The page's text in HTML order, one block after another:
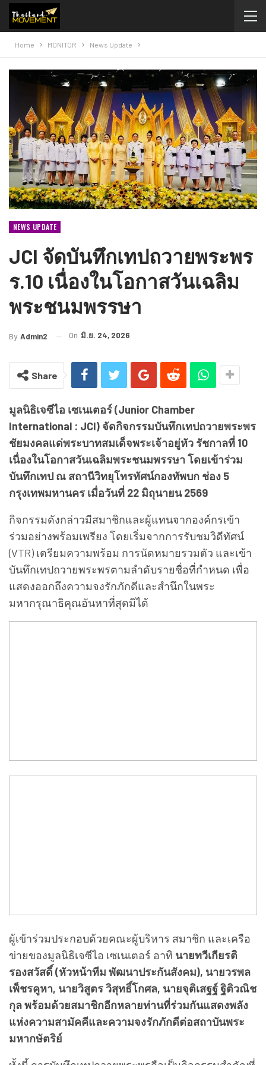
Home MONITOR News Update
NEWS UPDATE
JCI จัดบันทึกเทปถวายพระพร
ร.10 เนื่องในโอกาสวันเฉลิม
พระชนมพรรษา
By Admin2 On มิ.ย. 24, 2026
Share
มูลนิธิเจซีไอ เซเนเตอร์ (Junior Chamber
International : JCI) จัดกิจกรรมบันทึกเทปถวายพระพร
ชัยมงคลแด่พระบาทสมเด็จพระเจ้าอยู่หัว รัชกาลที่ 10
เนื่องในโอกาสวันเฉลิมพระชนมพรรษา โดยเข้าร่วม
บันทึกเทป ณ สถานีวิทยุโทรทัศน์กองทัพบก ช่อง 5
กรุงเทพมหานคร เมื่อวันที่ 22 มิถุนายน 2569
กิจกรรมดังกล่าวมีสมาชิกและผู้แทนจากองค์กรเข้า
ร่วมอย่างพร้อมเพรียง โดยเริ่มจากการรับชมวิดีทัศน์
(VTR) เตรียมความพร้อม การนัดหมายรวมตัว และเข้า
บันทึกเทปถวายพระพรตามลำดับรายชื่อที่กำหนด เพื่อ
แสดงออกถึงความจงรักภักดีและสำนึกในพระ
มหากรุณาธิคุณอันหาที่สุดมิได้
ผู้เข้าร่วมประกอบด้วยคณะผู้บริหาร สมาชิก และเครือ
ข่ายของมูลนิธิเจซีไอ เซเนเตอร์ อาทิ นายทวีเกียรติ
รองสวัสดิ์ (หัวหน้าทีม พัฒนาประกันสังคม), นายวรพล
เพ็ชรคูหา, นายวิสูตร วิสุทธิ์โกศล, นายจุติเสฐฐ์ ฐิติวณิช
กุล พร้อมด้วยสมาชิกอีกหลายท่านที่ร่วมกันแสดงพลัง
แห่งความสามัคคีและความจงรักภักดีต่อสถาบันพระ
มหากษัตริย์